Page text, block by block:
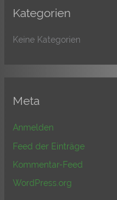
Kategorien
Keine Kategorien
Meta
Anmelden
Feed der Einträge
Kommentar-Feed
WordPress.org